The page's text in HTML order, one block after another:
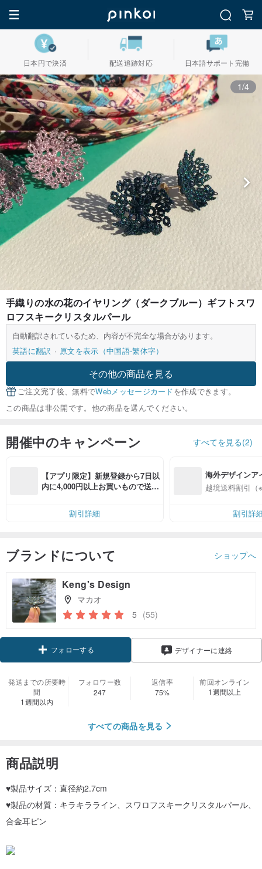
日本円で決済 配送追跡対応 日本語サポート完備
1/4
手織りの水の花のイヤリング（ダークブルー）ギフトスワ
ロフスキークリスタルパール
自動翻訳されているため、内容が不完全な場合があります。
英語に翻訳
原文を表示（中国語-繁体字）
その他の商品を見る
ご注文完了後、無料でWebメッセージカードを作成できます。
この商品は非公開です。他の商品を選んでください。
開催中のキャンペーン すべてを見る(2)
【アプリ限定】新規登録から7日以
内に4,000円以上お買いもので送料
割引詳細
海外デザインア
入
越境送料割引（
割引詳
ブランドについて ショップへ
Keng's Design
マカオ
5 (55)
フォローする デザイナーに連絡
発送までの所要時
間
1週間以内
フォロワー数
247
返信率
75%
前回オンライン
1週間以上
すべての商品を見る
商品説明
♥製品サイズ：直径約2.7cm
♥製品の材質：キラキラライン、スワロフスキークリスタルパール、
合金耳ピン